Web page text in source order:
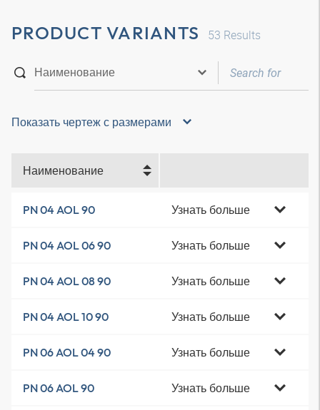
PRODUCT VARIANTS 53 Results
Показать чертеж с размерами
Наименование
PN 04 AOL 90 Узнать больше
PN 04 AOL 06 90 Узнать больше
PN 04 AOL 08 90 Узнать больше
PN 04 AOL 10 90 Узнать больше
PN 06 AOL 04 90 Узнать больше
PN 06 AOL 90 Узнать больше